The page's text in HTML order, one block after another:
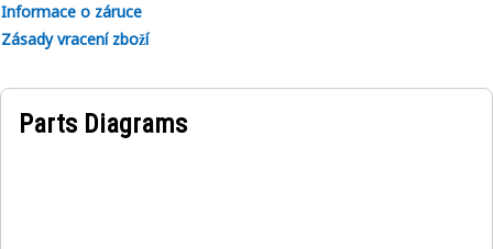
Informace o záruce
Zásady vracení zboží
Parts Diagrams